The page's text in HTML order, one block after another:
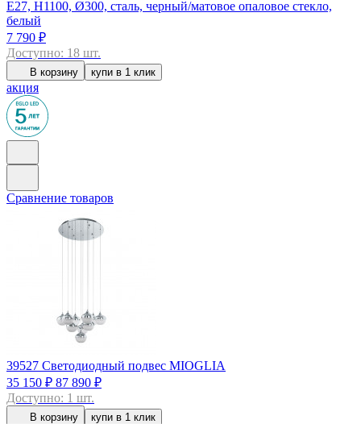
E27, H1100, Ø300, сталь, черный/матовое опаловое стекло,
белый
7 790 ₽
Доступно: 18 шт.
В корзину купи в 1 клик
акция
Сравнение товаров
39527 Светодиодный подвес MIOGLIA
35 150 ₽ 87 890 ₽
Доступно: 1 шт.
В корзину купи в 1 клик